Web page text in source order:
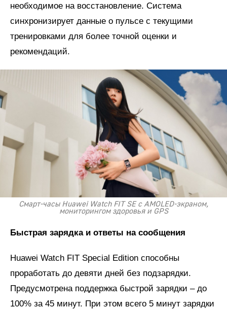
необходимое на восстановление. Система
синхронизирует данные о пульсе с текущими
тренировками для более точной оценки и
рекомендаций.
Смарт-часы Huawei Watch FIT SE с AMOLED-экраном,
мониторингом здоровья и GPS
Быстрая зарядка и ответы на сообщения
Huawei Watch FIT Special Edition способны
проработать до девяти дней без подзарядки.
Предусмотрена поддержка быстрой зарядки – до
100% за 45 минут. При этом всего 5 минут зарядки